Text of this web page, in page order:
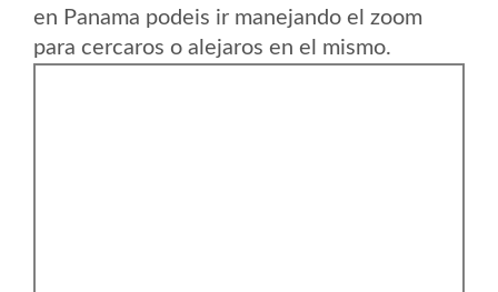
en Panama podeis ir manejando el zoom
para cercaros o alejaros en el mismo.